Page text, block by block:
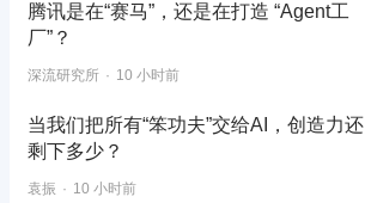
腾讯是在“赛马”，还是在打造 “Agent工
厂”？
深流研究所 10 小时前
当我们把所有“笨功夫”交给AI，创造力还
剩下多少？
袁振 10 小时前